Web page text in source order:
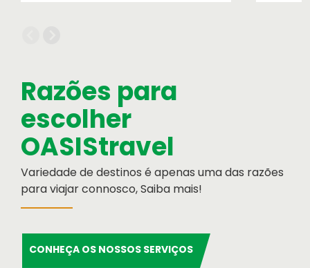
Formulário de pagamento por cartão de
Razões para
escolher
OASIStravel
Variedade de destinos é apenas uma das razões
para viajar connosco, Saiba mais!
CONHEÇA OS NOSSOS SERVIÇOS